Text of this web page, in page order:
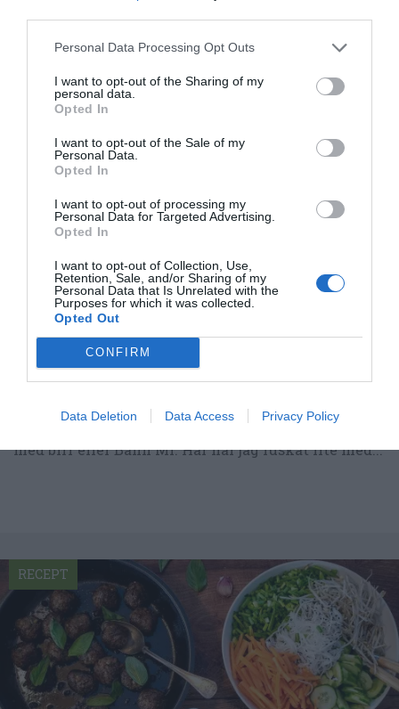
Personal Data Processing Opt Outs
I want to opt-out of the Sharing of my
personal data.
Opted In
I want to opt-out of the Sale of my
Personal Data.
Opted In
I want to opt-out of processing my
Personal Data for Targeted Advertising.
Opted In
I want to opt-out of Collection, Use,
Retention, Sale, and/or Sharing of my
Personal Data that Is Unrelated with the
Purposes for which it was collected.
Opted Out
CONFIRM
Data Deletion Data Access Privacy Policy
med kycklingbuljong smaksatt med bla färsk
koriander,...
Min variant på Vietnamesiska fyllda baguetter
med biff eller Banh Mi. Här har jag fuskat lite med...
RECEPT
RECEPT